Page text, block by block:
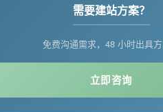
需要建站方案？
免费沟通需求，48 小时出具
立即咨询